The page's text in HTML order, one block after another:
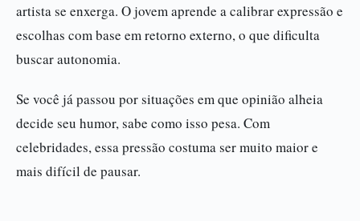
artista se enxerga. O jovem aprende a calibrar expressão e
escolhas com base em retorno externo, o que dificulta
buscar autonomia.
Se você já passou por situações em que opinião alheia
decide seu humor, sabe como isso pesa. Com
celebridades, essa pressão costuma ser muito maior e
mais difícil de pausar.